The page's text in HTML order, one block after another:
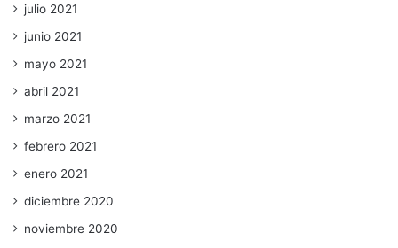
julio 2021
junio 2021
mayo 2021
abril 2021
marzo 2021
febrero 2021
enero 2021
diciembre 2020
noviembre 2020